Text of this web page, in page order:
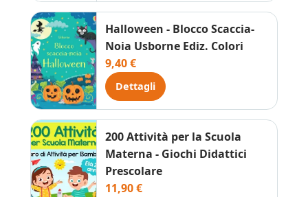
Halloween - Blocco Scaccia-
Noia Usborne Ediz. Colori
9,40 €
Dettagli
200 Attività per la Scuola
Materna - Giochi Didattici
Prescolare
11,90 €